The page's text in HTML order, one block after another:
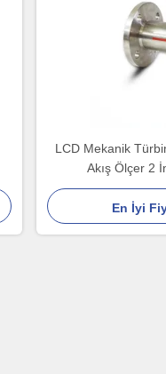
LCD Mekanik
Akış Ölçer 2
En İyi